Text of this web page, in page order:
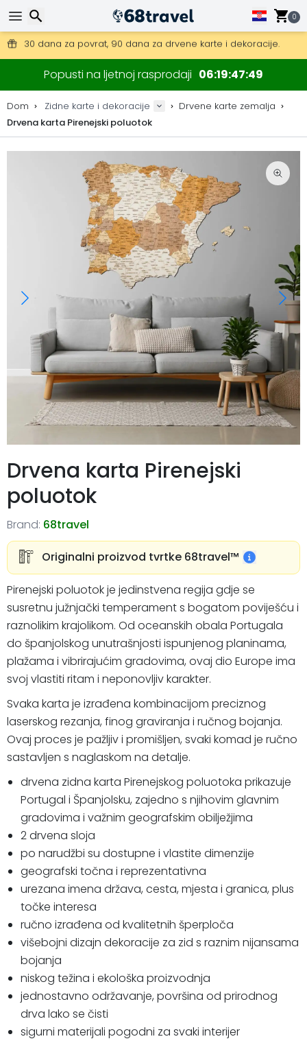
0
Besplatna dostava za narudžbe iznad 149 €.
Mogućnost slanja DHL Expressom (dostava unutar 24 sata)
30 dana za povrat, 90 dana za drvene karte i dekoracije.
Originalni proizvođač karata i dekoracija.
Popusti na ljetnoj rasprodaji 06 19 47 49
Dom Zidne karte i dekoracije
Drvene karte zemalja
Drvena karta Pirenejski poluotok
Drvena karta Pirenejski
poluotok
Brand: 68travel
Originalni proizvod tvrtke 68travel™️
Pirenejski poluotok je jedinstvena regija gdje se
susretnu južnjački temperament s bogatom poviješću i
raznolikim krajolikom. Od oceanskih obala Portugala
do španjolskog unutrašnjosti ispunjenog planinama,
plažama i vibrirajućim gradovima, ovaj dio Europe ima
svoj vlastiti ritam i neponovljiv karakter.
Svaka karta je izrađena kombinacijom preciznog
laserskog rezanja, finog graviranja i ručnog bojanja.
Ovaj proces je pažljiv i promišljen, svaki komad je ručno
sastavljen s naglaskom na detalje.
drvena zidna karta Pirenejskog poluotoka prikazuje
Portugal i Španjolsku, zajedno s njihovim glavnim
gradovima i važnim geografskim obilježjima
2 drvena sloja
po narudžbi su dostupne i vlastite dimenzije
geografski točna i reprezentativna
urezana imena država, cesta, mjesta i granica, plus
točke interesa
ručno izrađena od kvalitetnih šperploča
višebojni dizajn dekoracije za zid s raznim nijansama
bojanja
niskog težina i ekološka proizvodnja
jednostavno održavanje, površina od prirodnog
drva lako se čisti
sigurni materijali pogodni za svaki interijer
Traži
Traži